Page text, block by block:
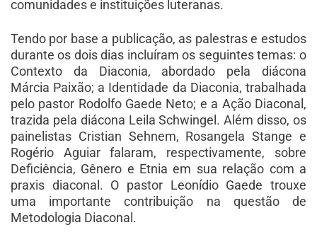
comunidades e instituições luteranas.
Tendo por base a publicação, as palestras e estudos
durante os dois dias incluíram os seguintes temas: o
Contexto da Diaconia, abordado pela diácona
Márcia Paixão; a Identidade da Diaconia, trabalhada
pelo pastor Rodolfo Gaede Neto; e a Ação Diaconal,
trazida pela diácona Leila Schwingel. Além disso, os
painelistas Cristian Sehnem, Rosangela Stange e
Rogério Aguiar falaram, respectivamente, sobre
Deficiência, Gênero e Etnia em sua relação com a
praxis diaconal. O pastor Leonídio Gaede trouxe
uma importante contribuição na questão de
Metodologia Diaconal.